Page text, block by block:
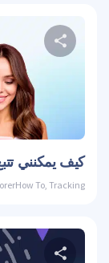
تويتر
كيف يمكنني
How To Tracking